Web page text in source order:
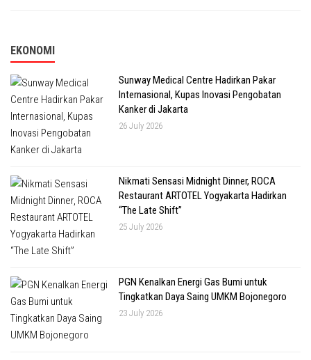
EKONOMI
Sunway Medical Centre Hadirkan Pakar
Internasional, Kupas Inovasi Pengobatan
Kanker di Jakarta
26 July 2026
Nikmati Sensasi Midnight Dinner, ROCA
Restaurant ARTOTEL Yogyakarta Hadirkan
“The Late Shift”
25 July 2026
PGN Kenalkan Energi Gas Bumi untuk
Tingkatkan Daya Saing UMKM Bojonegoro
23 July 2026